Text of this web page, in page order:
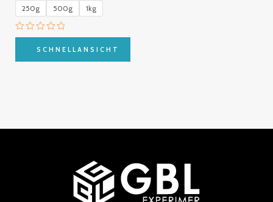
250g
500g 1kg
Bewertet
von
SCHNELLANSICHT